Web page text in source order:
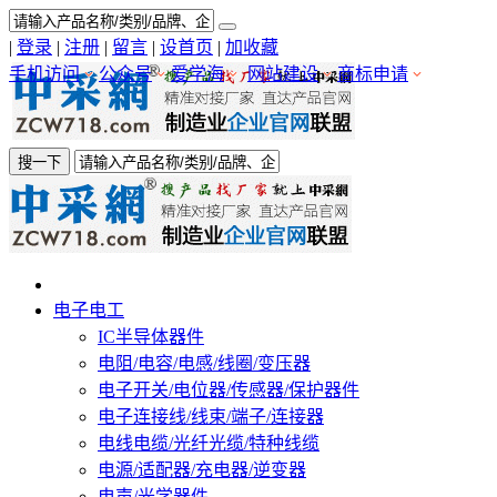
| 登录 | 注册 | 留言 | 设首页 | 加收藏
手机访问
公众号 爱学海 网站建设 商标申请
搜一下
电子电工
IC半导体器件
电阻/电容/电感/线圈/变压器
电子开关/电位器/传感器/保护器件
电子连接线/线束/端子/连接器
电线电缆/光纤光缆/特种线缆
电源/适配器/充电器/逆变器